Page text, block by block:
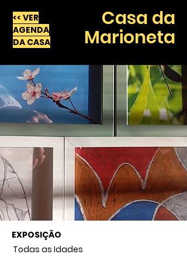
<< VER
AGENDA
DA CASA
Casa da
Marioneta
EXPOSIÇÃO
Todas as Idades